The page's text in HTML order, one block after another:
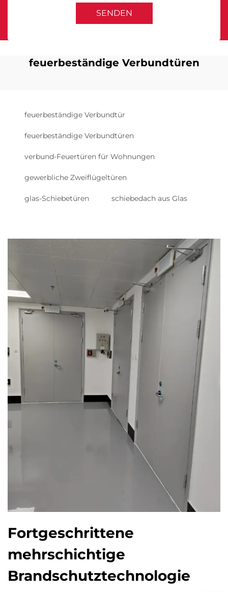
SENDEN
feuerbeständige Verbundtüren
feuerbeständige Verbundtür
feuerbeständige Verbundtüren
verbund-Feuertüren für Wohnungen
gewerbliche Zweiflügeltüren
glas-Schiebetüren schiebedach aus Glas
Fortgeschrittene
mehrschichtige
Brandschutztechnologie